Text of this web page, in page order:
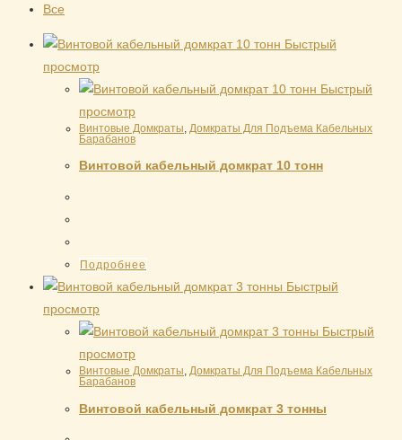
Все
Быстрый
просмотр
Быстрый
просмотр
Винтовые Домкраты, Домкраты Для Подъема Кабельных
Барабанов
Винтовой кабельный домкрат 10 тонн
Подробнее
Быстрый
просмотр
Быстрый
просмотр
Винтовые Домкраты, Домкраты Для Подъема Кабельных
Барабанов
Винтовой кабельный домкрат 3 тонны